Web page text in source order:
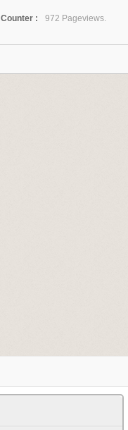
Counter :
972 Pageviews.